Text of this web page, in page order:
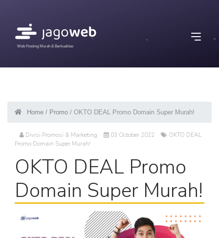
Web Hosting Murah & Berkualitas
Home / Promo / OKTO DEAL Promo Domain Super Murah!
Divisi Promosi & Marketing 03 October 2022
OKTO DEAL
Promo Domain Super Murah!
OKTO DEAL Promo
Domain Super Murah!